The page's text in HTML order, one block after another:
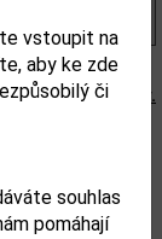
vstoupit na
aby ke zde
či
souhlas
pomáhají
alergeny.
obalu